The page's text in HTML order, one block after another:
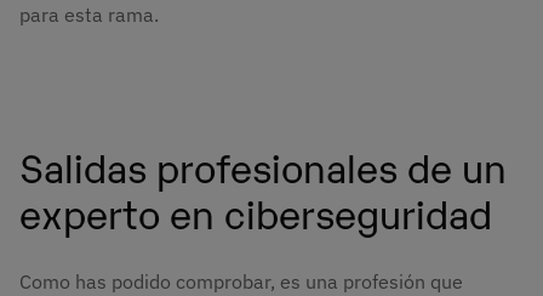
para esta rama.
Salidas profesionales de un
experto en ciberseguridad
Como has podido comprobar, es una profesión que